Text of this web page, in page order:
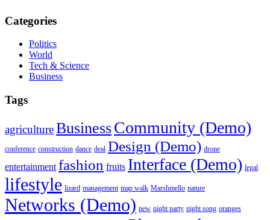
Categories
Politics
World
Tech & Science
Business
Tags
agricultureBusinessCommunity (Demo)
conference construction dance deal Design (Demo) drone
entertainment fashion fruits Interface (Demo) legal
lifestyle lizard management map walk Marshmello nature
Networks (Demo) new night party night song oranges